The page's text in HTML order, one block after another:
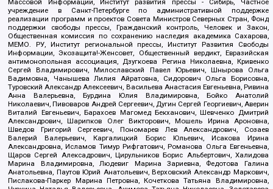
Массовой Информации, Институт развития прессы - Сибирь, Частное
учреждение в Санкт-Петербурге по административной поддержке
реализации программ и проектов Совета Министров Северных Стран, Фонд
поддержки свободы прессы, Гражданский контроль, Человек и Закон,
Общественная комиссия по сохранению наследия академика Сахарова,
МЕМО. РУ, Институт региональной прессы, Институт Развития Свободы
Информации, Экозащита!-Женсовет, Общественный вердикт, Евразийская
антимонопольная ассоциация, Дзугкоева Регина Николаевна, Кривенко
Сергей Владимирович, Милославский Павел Юрьевич, Шнырова Ольга
Вадимовна, Чанышева Лилия Айратовна, Сидорович Ольга Борисовна,
Туровский Александр Алексеевич, Васильева Анастасия Евгеньевна, Ривина
Анна Валерьевна, Бурдина Юлия Владимировна, Бойко Анатолий
Николаевич, Пивоваров Андрей Сергеевич, Дугин Сергей Георгиевич, Аверин
Виталий Евгеньевич, Барахоев Магомед Бекханович, Шевченко Дмитрий
Александрович, Шарипков Олег Викторович, Мошель Ирина Ароновна,
Шведов Григорий Сергеевич, Пономарев Лев Александрович, Созаев
Валерий Валерьевич, Каргалицкий Борис Юльевич, Исакова Ирина
Александровна, Исламов Тимур Рифгатович, Романова Ольга Евгеньевна,
Щаров Сергей Алексадрович, Цирульников Борис Альбертович, Халидова
Марина Владимировна, Людевиг Марина Зариевна, Федотова Галина
Анатольевна, Паутов Юрий Анатольевич, Верховский Александр Маркович,
Пислакова-Паркер Марина Петровна, Кочеткова Татьяна Владимировна,